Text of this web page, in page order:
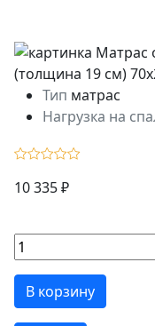
Тип матрас
Нагрузка на
10 335 ₽
В корзину